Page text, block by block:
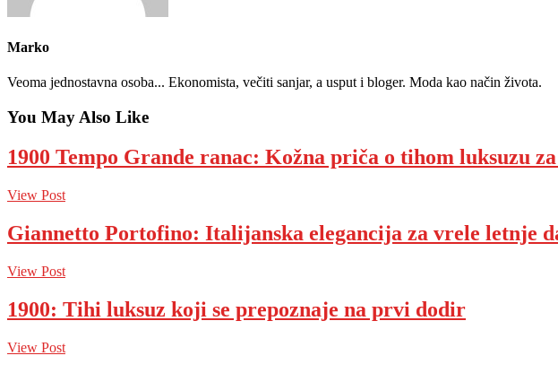
Marko
Veoma jednostavna osoba... Ekonomista, večiti sanjar, a usput i bloger. Moda kao način života.
You May Also Like
1900 Tempo Grande ranac: Kožna priča o tihom luksuzu
View Post
Giannetto Portofino: Italijanska elegancija za vrele letnje
View Post
1900: Tihi luksuz koji se prepoznaje na prvi dodir
View Post